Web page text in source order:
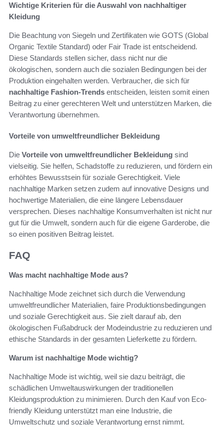
Wichtige Kriterien für die Auswahl von nachhaltiger
Kleidung
Die Beachtung von Siegeln und Zertifikaten wie GOTS (Global
Organic Textile Standard) oder Fair Trade ist entscheidend.
Diese Standards stellen sicher, dass nicht nur die
ökologischen, sondern auch die sozialen Bedingungen bei der
Produktion eingehalten werden. Verbraucher, die sich für
nachhaltige Fashion-Trends entscheiden, leisten somit einen
Beitrag zu einer gerechteren Welt und unterstützen Marken, die
Verantwortung übernehmen.
Vorteile von umweltfreundlicher Bekleidung
Die Vorteile von umweltfreundlicher Bekleidung sind
vielseitig. Sie helfen, Schadstoffe zu reduzieren, und fördern ein
erhöhtes Bewusstsein für soziale Gerechtigkeit. Viele
nachhaltige Marken setzen zudem auf innovative Designs und
hochwertige Materialien, die eine längere Lebensdauer
versprechen. Dieses nachhaltige Konsumverhalten ist nicht nur
gut für die Umwelt, sondern auch für die eigene Garderobe, die
so einen positiven Beitrag leistet.
FAQ
Was macht nachhaltige Mode aus?
Nachhaltige Mode zeichnet sich durch die Verwendung
umweltfreundlicher Materialien, faire Produktionsbedingungen
und soziale Gerechtigkeit aus. Sie zielt darauf ab, den
ökologischen Fußabdruck der Modeindustrie zu reduzieren und
ethische Standards in der gesamten Lieferkette zu fördern.
Warum ist nachhaltige Mode wichtig?
Nachhaltige Mode ist wichtig, weil sie dazu beiträgt, die
schädlichen Umweltauswirkungen der traditionellen
Kleidungsproduktion zu minimieren. Durch den Kauf von Eco-
friendly Kleidung unterstützt man eine Industrie, die
Umweltschutz und soziale Verantwortung ernst nimmt.